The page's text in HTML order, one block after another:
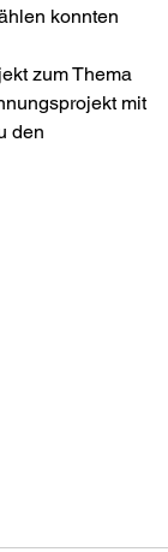
konnten
zum Thema
mit
den